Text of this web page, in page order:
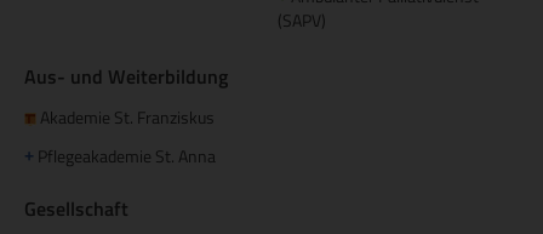
(SAPV)
Aus- und Weiterbildung
Akademie St. Franziskus
+ Pflegeakademie St. Anna
Gesellschaft